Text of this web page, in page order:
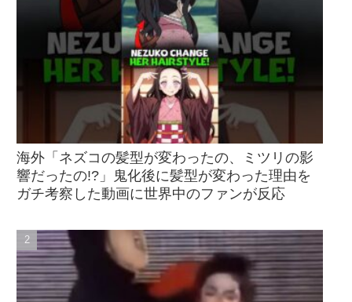
海外「ネズコの髪型が変わったの、ミツリの影
響だったの!?」鬼化後に髪型が変わった理由を
ガチ考察した動画に世界中のファンが反応